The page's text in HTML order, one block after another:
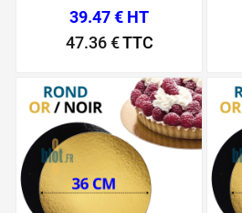
39.47 € HT
47.36 €TTC